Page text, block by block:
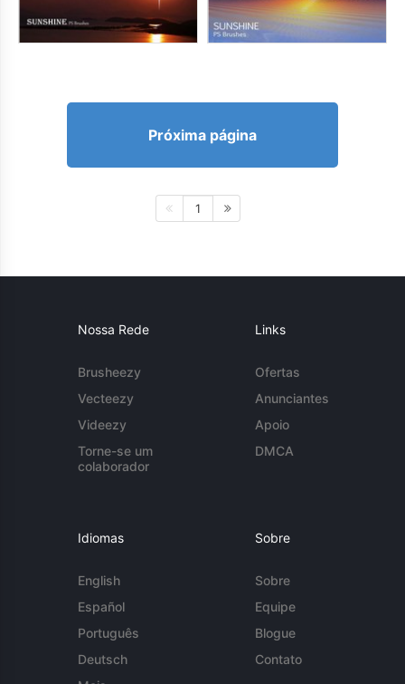
Próxima página
1
Nossa Rede
Brusheezy
Vecteezy
Videezy
Torne-se um
colaborador
Links
Ofertas
Anunciantes
Apoio
DMCA
Idiomas
English
Español
Português
Deutsch
Sobre
Sobre
Equipe
Blogue
Contato